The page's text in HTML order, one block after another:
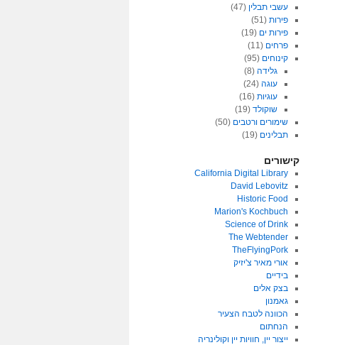
עשבי תבלין (47)
פירות(51)
פירות ים (19)
פרחים (11)
קינוחים (95)
גלידה (8)
עוגה (24)
עוגיות (16)
שוקולד (19)
שימורים ורטבים (50)
תבלינים (19)
קישורים
California Digital Library
David Lebovitz
Historic Food
Marion's Kochbuch
Science of Drink
The Webtender
TheFlyingPork
אורי מאיר צ'יזיק
בידיים
בצק אלים
גאמנון
הכוונה לטבח הצעיר
הנחתום
ייצור יין, חוויות יין וקולינריה